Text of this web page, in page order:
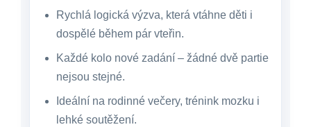
Rychlá logická výzva, která vtáhne děti i
dospělé během pár vteřin.
Každé kolo nové zadání – žádné dvě partie
nejsou stejné.
Ideální na rodinné večery, trénink mozku i
lehké soutěžení.